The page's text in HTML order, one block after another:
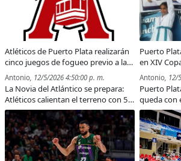
Atléticos de Puerto Plata realizarán
cinco juegos de fogueo previo a la
temporada 2026 de la Liga de
Verano
Antonio, 12/5/2026 4:50:00 p. m.
La Novia del Atlántico se prepara:
Atléticos calientan el terreno con 5
partidos clave
Puerto
en XIV
Antonio, 12/
Puerto
queda con